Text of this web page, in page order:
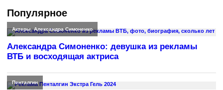
Популярное
Актеры,Александра Симоненко
Александра Симоненко: девушка из рекламы
ВТБ и восходящая актриса
Пенталгин